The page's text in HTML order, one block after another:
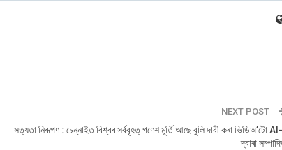
NEXT POST
সত্যতা নিৰূপণ : চেন্নাইত বিশ্বৰ সৰ্ববৃহত্ গণেশ মূৰ্তি আছে বুলি দাবী কৰা ভিডিঅ’টো
দ্বাৰা